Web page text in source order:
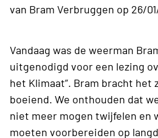
van Bram Verbruggen op 26/
Vandaag was de weerman
uitgenodigd voor een lezing
het Klimaat”. Bram bracht het
boeiend. We onthouden dat
niet meer mogen twijfelen en
moeten voorbereiden op